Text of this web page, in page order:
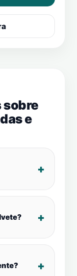
sobre
e